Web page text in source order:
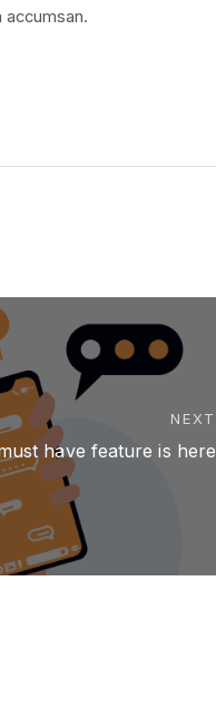
NEXT
have feature is here